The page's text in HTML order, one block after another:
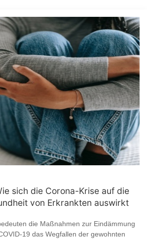
sich die Corona-Krise auf die
von Erkrankten auswirkt
die Maßnahmen zur Eindämmung
19 das Wegfallen der gewohnten